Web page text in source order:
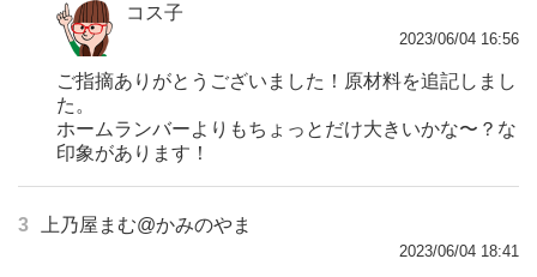
コス子
2023/06/04 16:56
ご指摘ありがとうございました！原材料を追記しまし
た。
ホームランバーよりもちょっとだけ大きいかな〜？な
印象があります！
3 上乃屋まむ@かみのやま
2023/06/04 18:41